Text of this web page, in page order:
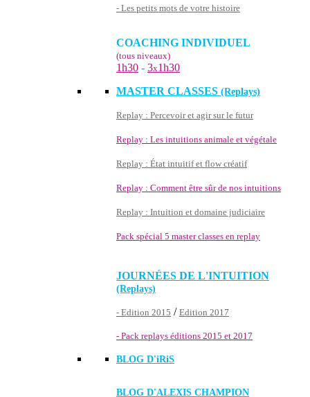
- Les petits mots de votre histoire
COACHING INDIVIDUEL
(tous niveaux)
1h30 - 3x1h30
MASTER CLASSES (Replays)
Replay : Percevoir et agir sur le futur
Replay : Les intuitions animale et végétale
Replay : État intuitif et flow créatif
Replay : Comment être sûr de nos intuitions
Replay : Intuition et domaine judiciaire
Pack spécial 5 master classes en replay
JOURNÉES DE L'INTUITION
(Replays)
- Edition 2015 / Edition 2017
- Pack replays éditions 2015 et 2017
BLOG D'iRiS
BLOG D'ALEXIS CHAMPION